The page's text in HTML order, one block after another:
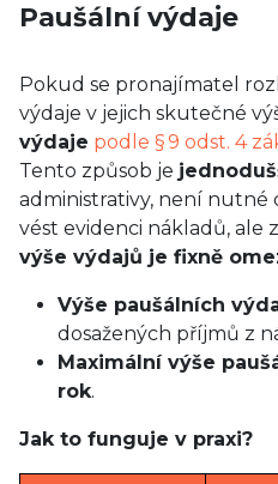
Paušální výdaje
Pokud se pronajímatel
výdaje v jejich skutečné
výdaje podle § 9 odst. 4
Tento způsob je
administrativy, není
vést evidenci nákladů, ale
výše výdajů je fixně
Výše paušálních
dosažených příjmů z
Maximální výše
rok.
Jak to funguje v praxi?